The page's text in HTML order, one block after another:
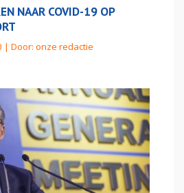
NAAR COVID-19 OP
| Door: onze redactie